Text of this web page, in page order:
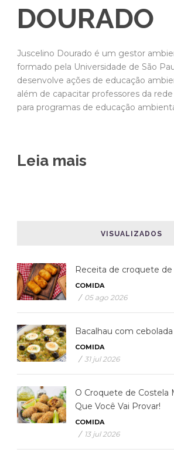
DOURADO
Juscelino Dourado é um gestor
formado pela Universidade de São
desenvolve ações de educação
além de capacitar professores da
para programas de educação
Leia mais
VISUALIZADOS
Receita de croquete de
COMIDA
/ 05 ago 2026
Bacalhau com
COMIDA
/ 31 jul 2026
O Croquete de Costela
Que Você Vai Provar!
COMIDA
/ 13 jul 2026